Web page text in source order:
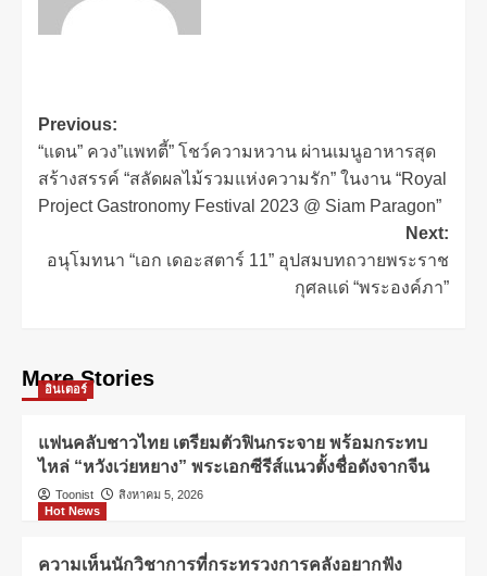
Previous:
“แดน” ควง”แพทตี้” โชว์ความหวาน ผ่านเมนูอาหารสุด
สร้างสรรค์ “สลัดผลไม้รวมแห่งความรัก” ในงาน “Royal
Project Gastronomy Festival 2023 @ Siam Paragon”
Next:
อนุโมทนา “เอก เดอะสตาร์ 11” อุปสมบทถวายพระราช
กุศลแด่ “พระองค์ภา”
More Stories
อินเตอร์
แฟนคลับชาวไทย เตรียมตัวฟินกระจาย พร้อมกระทบ
ไหล่ “หวังเว่ยหยาง” พระเอกซีรีส์แนวตั้งชื่อดังจากจีน
Toonist
สิงหาคม 5, 2026
Hot News
ความเห็นนักวิชาการที่กระทรวงการคลังอยากฟัง